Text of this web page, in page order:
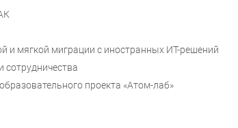
и мягкой миграции с иностранных ИТ-решений
сотрудничества
проекта «Атом-лаб»